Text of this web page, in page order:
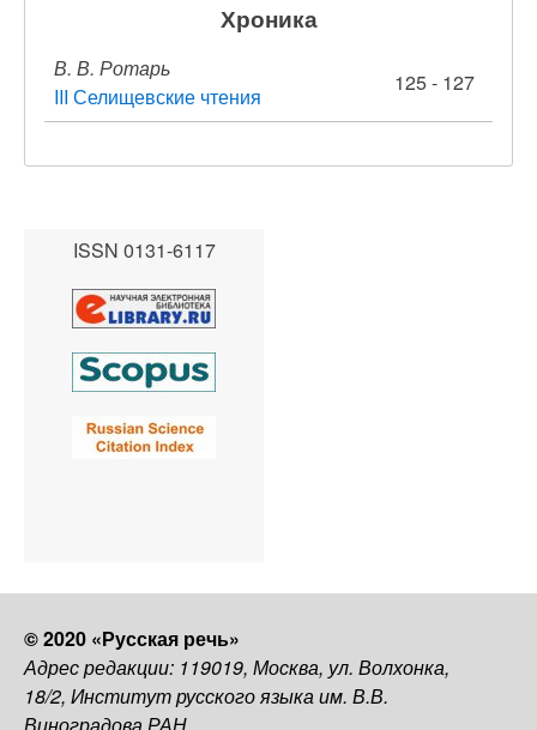
Хроника
В. В. Ротарь
III Селищевские чтения
125 - 127
ISSN 0131-6117
© 2020 «Русская речь»
Адрес редакции: 119019, Москва, ул. Волхонка,
18/2, Институт русского языка им. В.В.